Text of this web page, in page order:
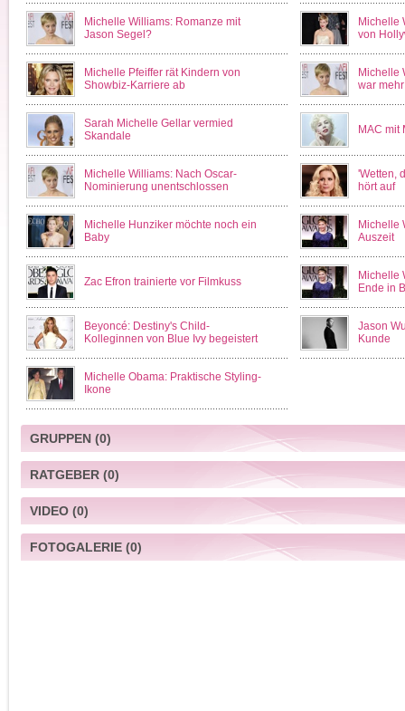
Michelle Williams: Romanze mit
Jason Segel?
Michelle
von
Michelle Pfeiffer rät Kindern von
Showbiz-Karriere ab
Michelle
war
Sarah Michelle Gellar vermied
Skandale
MAC mit
Michelle Williams: Nach Oscar-
Nominierung unentschlossen
'Wetten,
hört auf
Michelle Hunziker möchte noch ein
Baby
Michelle
Auszeit
Zac Efron trainierte vor Filmkuss
Michelle
Ende in
Beyoncé: Destiny's Child-
Kolleginnen von Blue Ivy begeistert
Jason
Kunde
Michelle Obama: Praktische Styling-
Ikone
GRUPPEN(0)
RATGEBER(0)
VIDEO(0)
FOTOGALERIE(0)